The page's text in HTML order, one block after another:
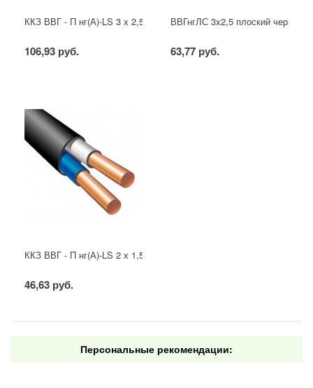
ККЗ ВВГ - П нг(А)-LS 3 х 2,5 ГОСТ
106,93 руб.
ВВГнгЛС 3x2,5 плоский черный
63,77 руб.
ККЗ ВВГ - П нг(А)-LS 2 х 1,5 ГОСТ
46,63 руб.
Персональные рекомендации: